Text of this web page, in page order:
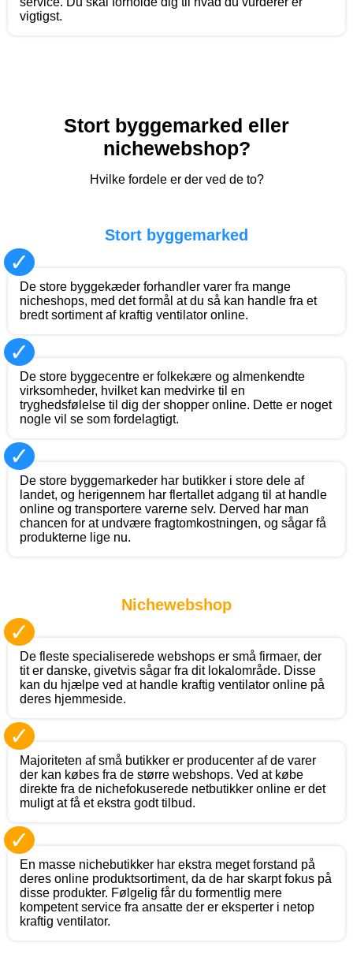
vigtigst.
Stort byggemarked eller
nichewebshop?
Hvilke fordele er der ved de to?
Stort byggemarked
✓
De store byggekæder forhandler varer fra mange
nicheshops, med det formål at du så kan handle fra et
bredt sortiment af kraftig ventilator online.
✓
De store byggecentre er folkekære og almenkendte
virksomheder, hvilket kan medvirke til en
tryghedsfølelse til dig der shopper online. Dette er noget
nogle vil se som fordelagtigt.
✓
De store byggemarkeder har butikker i store dele af
landet, og herigennem har flertallet adgang til at handle
online og transportere varerne selv. Derved har man
chancen for at undvære fragtomkostningen, og sågar få
produkterne lige nu.
Nichewebshop
✓
De fleste specialiserede webshops er små firmaer, der
tit er danske, givetvis sågar fra dit lokalområde. Disse
kan du hjælpe ved at handle kraftig ventilator online på
deres hjemmeside.
✓
Majoriteten af små butikker er producenter af de varer
der kan købes fra de større webshops. Ved at købe
direkte fra de nichefokuserede netbutikker online er det
muligt at få et ekstra godt tilbud.
✓
En masse nichebutikker har ekstra meget forstand på
deres online produktsortiment, da de har skarpt fokus på
disse produkter. Følgelig får du formentlig mere
kompetent service fra ansatte der er eksperter i netop
kraftig ventilator.